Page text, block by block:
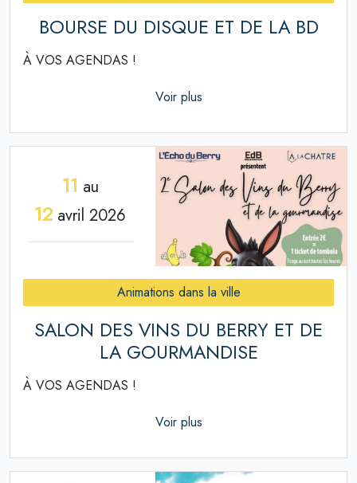
BOURSE DU DISQUE ET DE LA BD
À VOS AGENDAS !
Voir plus
11 au
12 avril 2026
Animations dans la ville
SALON DES VINS DU BERRY ET DE
LA GOURMANDISE
À VOS AGENDAS !
Voir plus